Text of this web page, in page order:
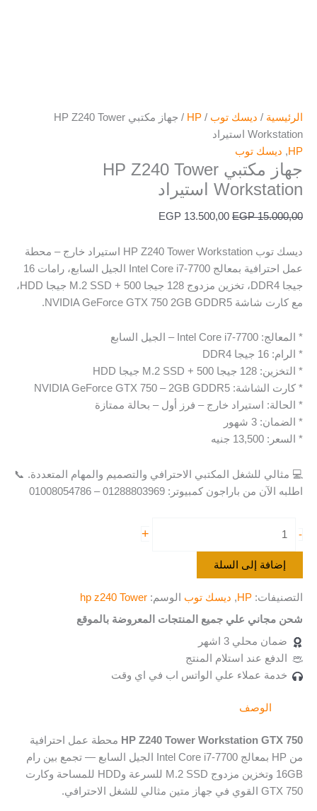
الرئيسية / ديسك توب /
HP
/ جهاز مكتبي HP Z240 Tower
Workstation استيراد
HP
, ديسك توب
جهاز مكتبي HP Z240 Tower
Workstation استيراد
EGP15.000,00
EGP 13.500,00
ديسك توب HP Z240 Tower Workstation استيراد خارج – محطة
عمل احترافية بمعالج Intel Core i7-7700 الجيل السابع، رامات 16
جيجا DDR4، تخزين مزدوج 128 جيجا M.2 SSD + 500 جيجا HDD،
مع كارت شاشة NVIDIA GeForce GTX 750 2GB GDDR5.
* المعالج: Intel Core i7-7700 – الجيل السابع
* الرام: 16 جيجا DDR4
* التخزين: 128 جيجا M.2 SSD + 500 جيجا HDD
* كارت الشاشة: NVIDIA GeForce GTX 750 – 2GB GDDR5
* الحالة: استيراد خارج – فرز أول – بحالة ممتازة
* الضمان: 3 شهور
* السعر: 13,500 جنيه
💻 مثالي للشغل المكتبي الاحترافي والتصميم والمهام المتعددة. 📞
اطلبه الآن من باراجون كمبيوتر: 01288803969 – 01008054786
-
+
إضافة إلى السلة
التصنيفات: HP
, ديسك توب الوسم: hp z240 Tower
شحن مجاني علي جميع المنتجات المعروضة بالموقع
ضمان محلي 3 اشهر
الدفع عند استلام المنتج
خدمة عملاء علي الواتس اب في اي وقت
الوصف
HP Z240 Tower Workstation GTX 750 محطة عمل احترافية
من HP بمعالج Intel Core i7-7700 الجيل السابع — تجمع بين رام
16GB وتخزين مزدوج M.2 SSD للسرعة وHDD للمساحة وكارت
GTX 750 القوي في جهاز متين مثالي للشغل الاحترافي.